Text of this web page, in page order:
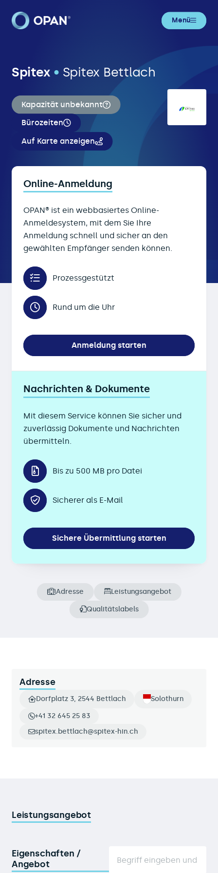
Menü
Spitex • Spitex Bettlach
Kapazität unbekannt
Bürozeiten
Auf Karte anzeigen
Online-Anmeldung
OPAN® ist ein webbasiertes Online-
Anmeldesystem, mit dem Sie Ihre
Anmeldung schnell und sicher an den
gewählten Empfänger senden können.
Prozessgestützt
Rund um die Uhr
Anmeldung starten
Nachrichten & Dokumente
Mit diesem Service können Sie sicher und
zuverlässig Dokumente und Nachrichten
übermitteln.
Bis zu 500 MB pro Datei
Sicherer als E-Mail
Sichere Übermittlung starten
Adresse Leistungsangebot
Qualitätslabels
Adresse
Dorfplatz 3, 2544 Bettlach Solothurn
+41 32 645 25 83
spitex.bettlach@spitex-hin.ch
Leistungsangebot
Eigenschaften /
Angebot